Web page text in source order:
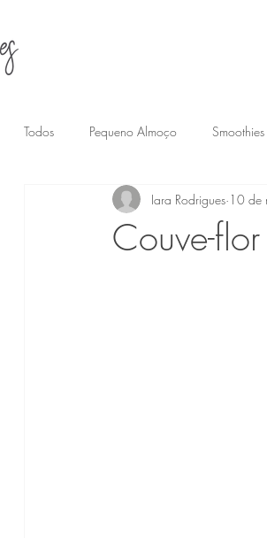
Todos Pequeno Almoço Smoothies
Pensamento do Mês Sopa
Couve-
Iara Rodrigues 10 de